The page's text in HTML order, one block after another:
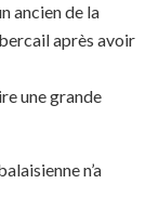
ancien de la
après avoir
une grande
n’a